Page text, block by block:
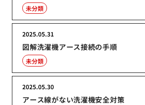
未分類
図解洗濯機アース接続の手順
2025.05.31
未分類
アース線がない洗濯機安全対策
2025.05.30